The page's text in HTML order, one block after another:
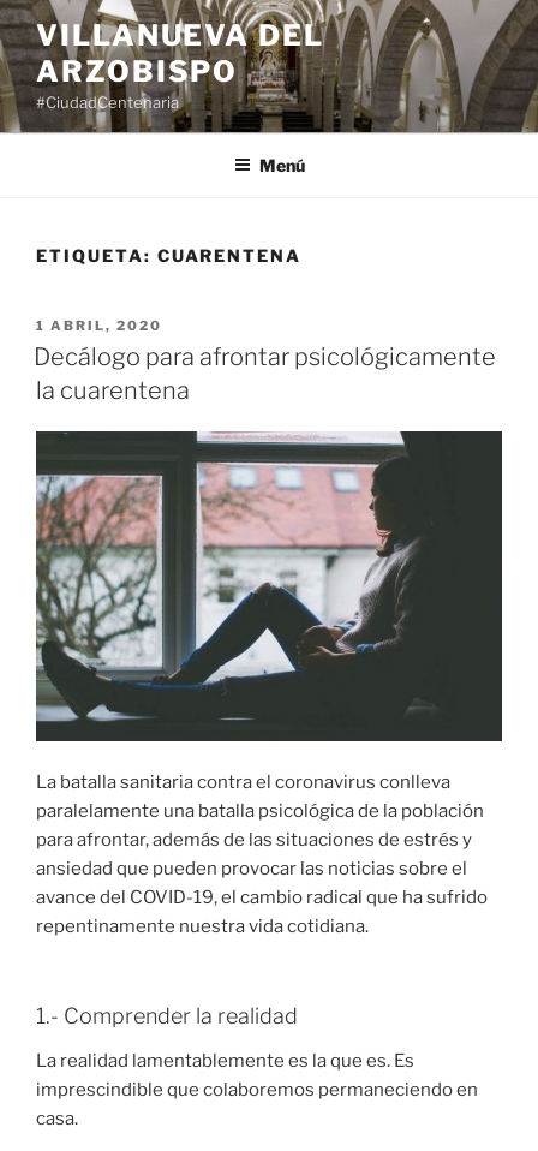
Saltar
al
contenido
VILLANUEVA DEL
ARZOBISPO
#CiudadCentenaria
Menú
ETIQUETA: CUARENTENA
PUBLICADO
EL
1 ABRIL, 2020
Decálogo para afrontar psicológicamente
la cuarentena
La batalla sanitaria contra el coronavirus conlleva
paralelamente una batalla psicológica de la población
para afrontar, además de las situaciones de estrés y
ansiedad que pueden provocar las noticias sobre el
avance del COVID-19, el cambio radical que ha sufrido
repentinamente nuestra vida cotidiana.
1.- Comprender la realidad
La realidad lamentablemente es la que es. Es
imprescindible que colaboremos permaneciendo en
casa.